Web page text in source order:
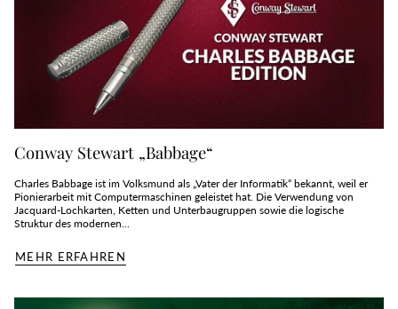
Conway Stewart „Babbage“
Charles Babbage ist im Volksmund als „Vater der Informatik“ bekannt, weil er
Pionierarbeit mit Computermaschinen geleistet hat. Die Verwendung von
Jacquard-Lochkarten, Ketten und Unterbaugruppen sowie die logische
Struktur des modernen...
MEHR ERFAHREN